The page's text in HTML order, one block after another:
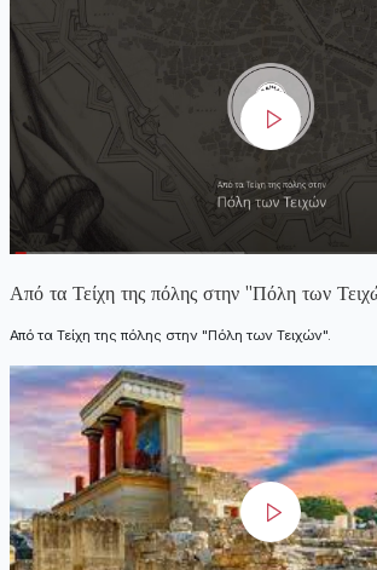
Από τα Τείχη της πόλης στην "Πόλη των
Από τα Τείχη της πόλης στην "Πόλη των Τειχών".